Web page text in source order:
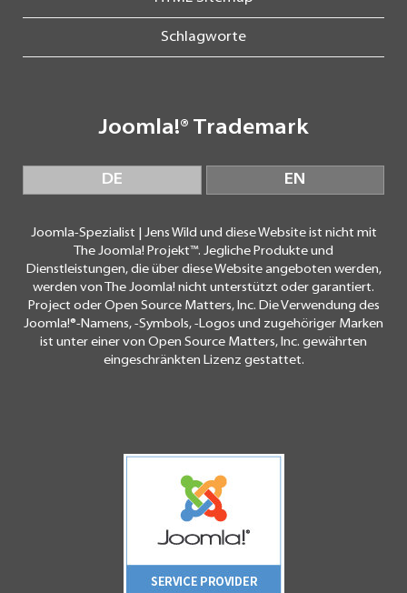
Schlagworte
Joomla!® Trademark
DE EN
Joomla-Spezialist | Jens Wild und diese Website ist nicht mit
The Joomla! Projekt™. Jegliche Produkte und
Dienstleistungen, die über diese Website angeboten werden,
werden von The Joomla! nicht unterstützt oder garantiert.
Project oder Open Source Matters, Inc. Die Verwendung des
Joomla!®-Namens, -Symbols, -Logos und zugehöriger Marken
ist unter einer von Open Source Matters, Inc. gewährten
eingeschränkten Lizenz gestattet.